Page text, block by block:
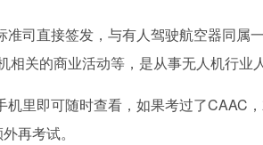
司直接签发，与有人驾驶航空器同属
关的商业活动等，是从事无人机行业
机里即可随时查看，如果考过了CAAC
再考试。